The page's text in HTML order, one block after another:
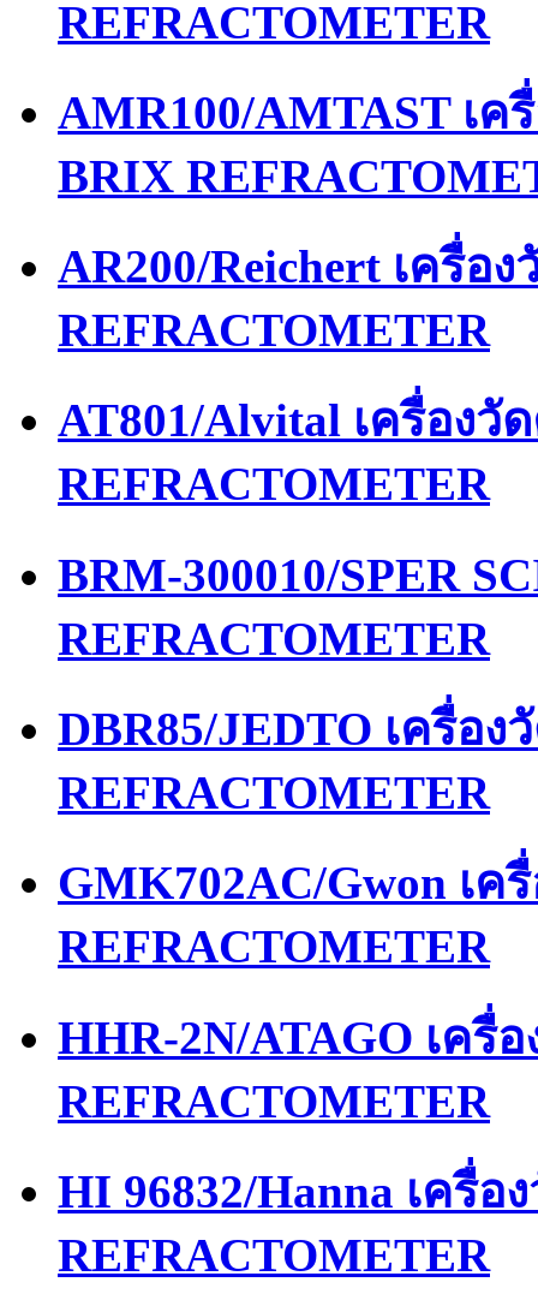
REFRACTOMETER
AMR100/AMTAST เ
BRIX
AR200/Reichert เครื่อ
REFRACTOMETER
AT801/Alvital เครื่องวั
REFRACTOMETER
BRM-300010/SPER
REFRACTOMETER
DBR85/JEDTO เครื่อ
REFRACTOMETER
GMK702AC/Gwon เ
REFRACTOMETER
HHR-2N/ATAGO เครื่
REFRACTOMETER
HI 96832/Hanna เครื่
REFRACTOMETER